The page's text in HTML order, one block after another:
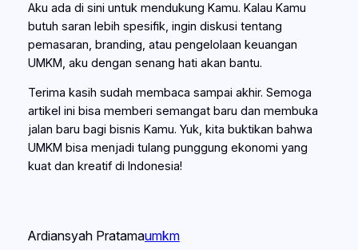
Aku ada di sini untuk mendukung Kamu. Kalau Kamu
butuh saran lebih spesifik, ingin diskusi tentang
pemasaran, branding, atau pengelolaan keuangan
UMKM, aku dengan senang hati akan bantu.
Terima kasih sudah membaca sampai akhir. Semoga
artikel ini bisa memberi semangat baru dan membuka
jalan baru bagi bisnis Kamu. Yuk, kita buktikan bahwa
UMKM bisa menjadi tulang punggung ekonomi yang
kuat dan kreatif di Indonesia!
Ardiansyah Pratamaumkm